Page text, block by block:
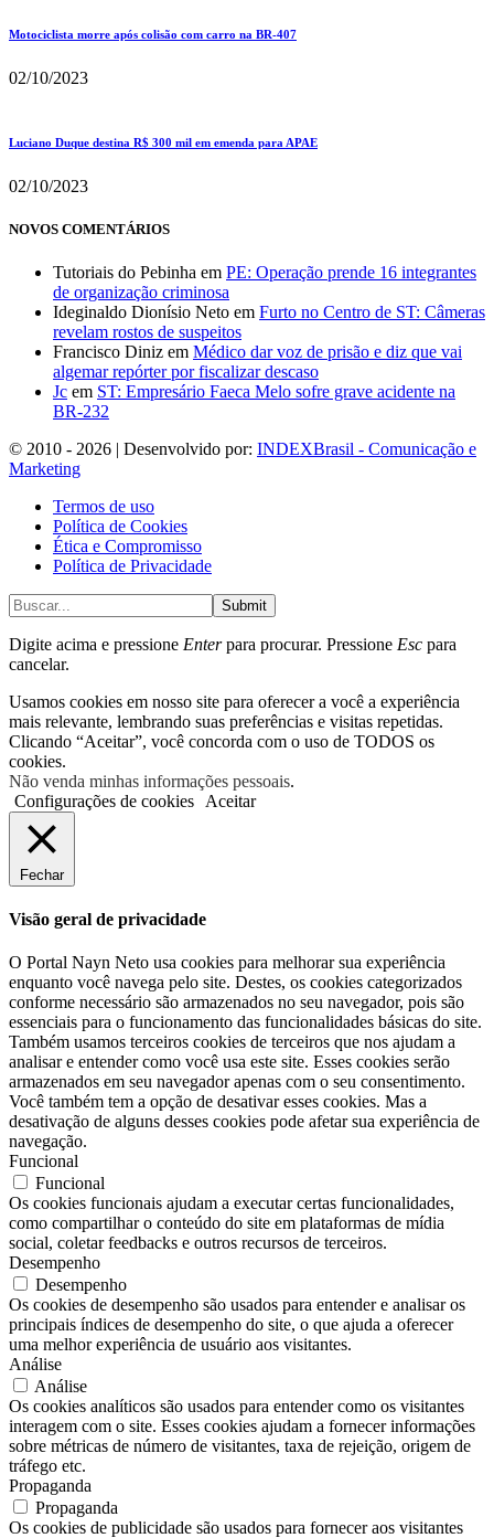
Motociclista morre após colisão com carro na BR-407
02/10/2023
Luciano Duque destina R$ 300 mil em emenda para APAE
02/10/2023
NOVOS COMENTÁRIOS
Tutoriais do Pebinha em PE: Operação prende 16 integrantes
de organização criminosa
Ideginaldo Dionísio Neto em Furto no Centro de ST: Câmeras
revelam rostos de suspeitos
Francisco Diniz em Médico dar voz de prisão e diz que vai
algemar repórter por fiscalizar descaso
Jc em ST: Empresário Faeca Melo sofre grave acidente na
BR-232
© 2010 - 2026 | Desenvolvido por: INDEXBrasil - Comunicação e
Marketing
Termos de uso
Política de Cookies
Ética e Compromisso
Política de Privacidade
Submit
Digite acima e pressione Enterpara procurar. Pressione Esc para
cancelar.
Usamos cookies em nosso site para oferecer a você a experiência
mais relevante, lembrando suas preferências e visitas repetidas.
Clicando “Aceitar”, você concorda com o uso de TODOS os
cookies.
Não venda minhas informações pessoais.
Configurações de cookies
Aceitar
Fechar
Visão geral de privacidade
O Portal Nayn Neto usa cookies para melhorar sua experiência
enquanto você navega pelo site. Destes, os cookies categorizados
conforme necessário são armazenados no seu navegador, pois são
essenciais para o funcionamento das funcionalidades básicas do site.
Também usamos terceiros cookies de terceiros que nos ajudam a
analisar e entender como você usa este site. Esses cookies serão
armazenados em seu navegador apenas com o seu consentimento.
Você também tem a opção de desativar esses cookies. Mas a
desativação de alguns desses cookies pode afetar sua experiência de
navegação.
Funcional
Funcional
Os cookies funcionais ajudam a executar certas funcionalidades,
como compartilhar o conteúdo do site em plataformas de mídia
social, coletar feedbacks e outros recursos de terceiros.
Desempenho
Desempenho
Os cookies de desempenho são usados ​​para entender e analisar os
principais índices de desempenho do site, o que ajuda a oferecer
uma melhor experiência de usuário aos visitantes.
Análise
Análise
Os cookies analíticos são usados ​​para entender como os visitantes
interagem com o site. Esses cookies ajudam a fornecer informações
sobre métricas de número de visitantes, taxa de rejeição, origem de
tráfego etc.
Propaganda
Propaganda
Os cookies de publicidade são usados ​​para fornecer aos visitantes